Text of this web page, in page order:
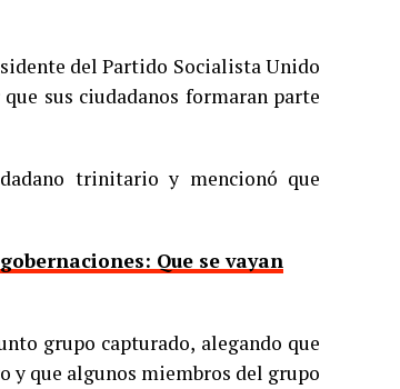
del Partido Socialista Unido
sus ciudadanos formaran parte
trinitario y mencionó que
Que se vayan
grupo capturado, alegando que
y que algunos miembros del grupo